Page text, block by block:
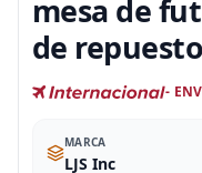
mesa de
de
-
MARCA
LJS Inc